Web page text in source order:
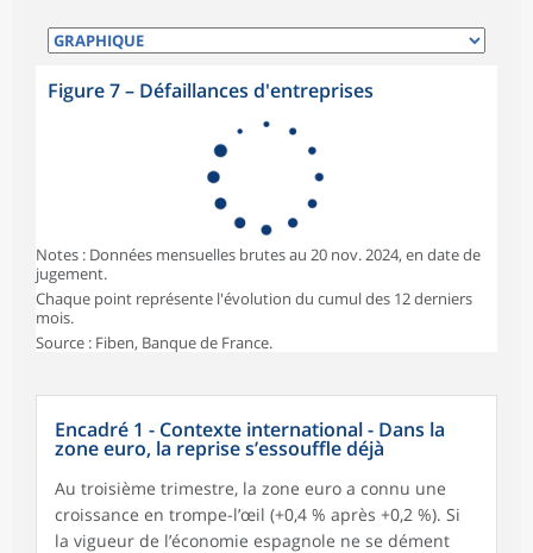
Figure 7– Défaillances d'entreprises
Notes : Données mensuelles brutes au 20 nov. 2024, en date de
jugement.
Chaque point représente l'évolution du cumul des 12 derniers
mois.
Source : Fiben, Banque de France.
Encadré 1 - Contexte international - Dans la
zone euro, la reprise s’essouffle déjà
Au troisième trimestre, la zone euro a connu une
croissance en trompe-l’œil (+0,4 % après +0,2 %). Si
la vigueur de l’économie espagnole ne se dément